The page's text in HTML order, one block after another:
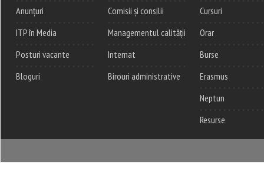
Anunțuri
ITP în Media
Posturi vacante
Bloguri
Comisii și consilii
Managementul calității
Internat
Birouri administrative
Cursuri
Orar
Burse
Erasmus
Neptun
Resurse